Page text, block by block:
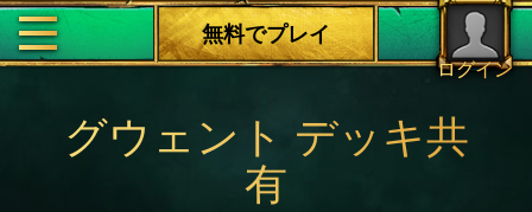
ログイン
無料でプレイ
グウェント デッキ共
有